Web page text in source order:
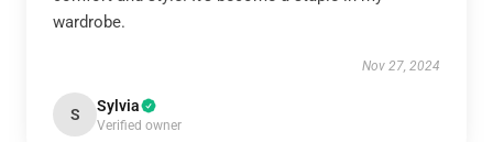
wardrobe.
Nov 27, 2024
S Sylvia
Verified owner